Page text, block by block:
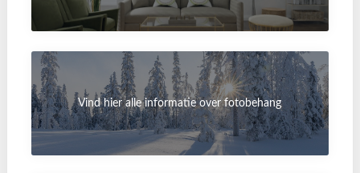
Vind hier alle informatie over fotobehang